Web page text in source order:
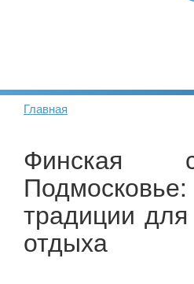
Главная
Финская
традиции
отдыха